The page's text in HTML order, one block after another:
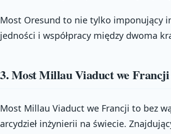
Most Oresund to nie tylko imponujący
jedności i współpracy między dwoma
3. Most Millau Viaduct we
Most Millau Viaduct we Francji to bez
arcydzieł inżynierii na świecie.